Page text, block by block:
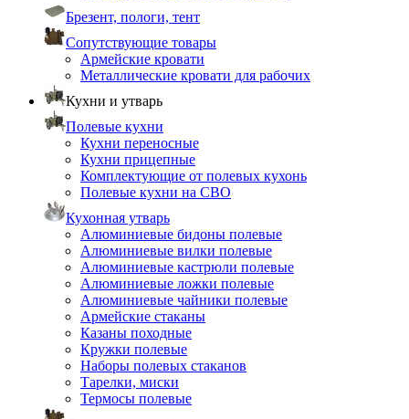
Брезент, пологи, тент
Сопутствующие товары
Армейские кровати
Металлические кровати для рабочих
Кухни и утварь
Полевые кухни
Кухни переносные
Кухни прицепные
Комплектующие от полевых кухонь
Полевые кухни на СВО
Кухонная утварь
Алюминиевые бидоны полевые
Алюминиевые вилки полевые
Алюминиевые кастрюли полевые
Алюминиевые ложки полевые
Алюминиевые чайники полевые
Армейские стаканы
Казаны походные
Кружки полевые
Наборы полевых стаканов
Тарелки, миски
Термосы полевые